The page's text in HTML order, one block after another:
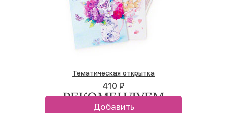
Тематическая открытка
410 ₽
Добавить
РЕКОМЕНДУЕМ